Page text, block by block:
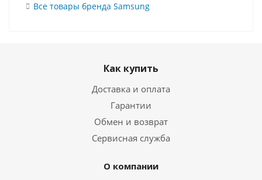
Все товары бренда Samsung
Как купить
Доставка и оплата
Гарантии
Обмен и возврат
Сервисная служба
О компании